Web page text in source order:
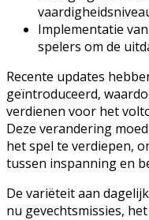
Implementatie
spelers om de
Recente updates
geïntroduceerd,
verdienen voor het
Deze verandering
het spel te verdiepen,
tussen inspanning en
De variëteit aan
nu gevechtsmissies,